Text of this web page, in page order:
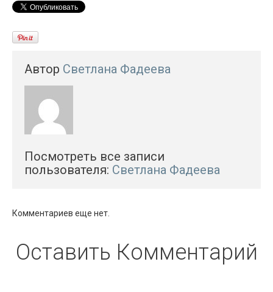
Автор Светлана Фадеева
Посмотреть все записи
пользователя: Светлана Фадеева
Комментариев еще нет.
Оставить Комментарий